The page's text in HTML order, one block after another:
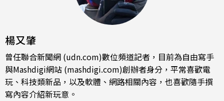
楊又肇
曾任聯合新聞網 (udn.com)數位頻道記者，目前為自由寫手
與Mashdigi網站 (mashdigi.com)創辦者身分，平常喜歡電
玩、科技類新品，以及軟體、網路相關內容，也喜歡隨手撰
寫內容介紹新玩意。